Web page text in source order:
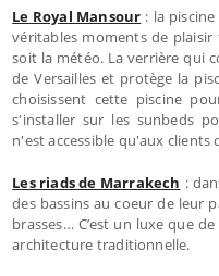
Le Royal Mansour : la
véritables moments de plaisir
soit la météo. La verrière qui
de Versailles et protège la
choisissent cette piscine
s'installer sur les sunbeds
n'est accessible qu'aux clients
Les riads de Marrakech :
des bassins au coeur de leur
brasses… C’est un luxe que
architecture traditionnelle.